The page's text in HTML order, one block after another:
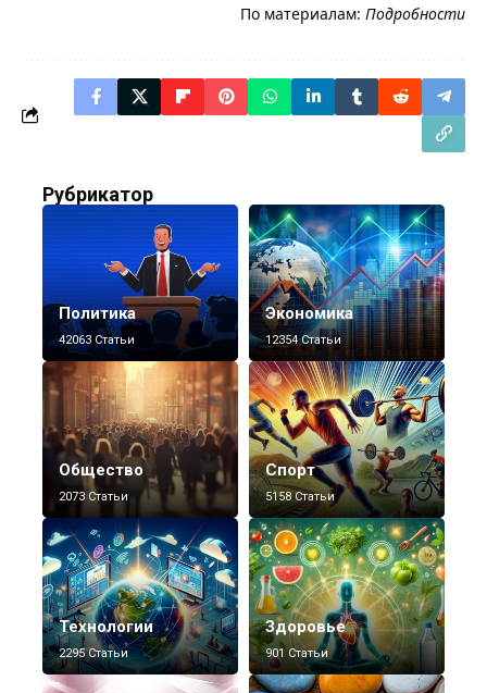
По материалам: Подробности
Рубрикатор
Политика
42063 Статьи
Экономика
12354 Статьи
Общество
2073 Статьи
Спорт
5158 Статьи
Технологии
2295 Статьи
Здоровье
901 Статьи